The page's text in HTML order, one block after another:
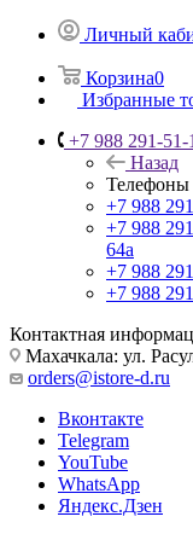
Личный
Корзина0
Избранные
+7 988 291-51-
Назад
Телефоны
+7 988
+7 988
64а
+7 988
+7 988
Контактная
Махачкала: ул.
orders@istore-d.ru
Вконтакте
Telegram
YouTube
WhatsApp
Яндекс.Дзен